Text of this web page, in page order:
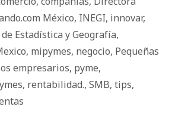
México, INEGI, innovar,
Estadística y Geografía,
, mipymes, negocio, Pequeñas
empresarios, pyme,
, rentabilidad., SMB, tips,